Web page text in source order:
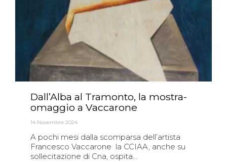
Dall’Alba al Tramonto, la mostra-
omaggio a Vaccarone
14 Novembre 2024
A pochi mesi dalla scomparsa dell’artista
Francesco Vaccarone la CCIAA, anche su
sollecitazione di Cna, ospita...